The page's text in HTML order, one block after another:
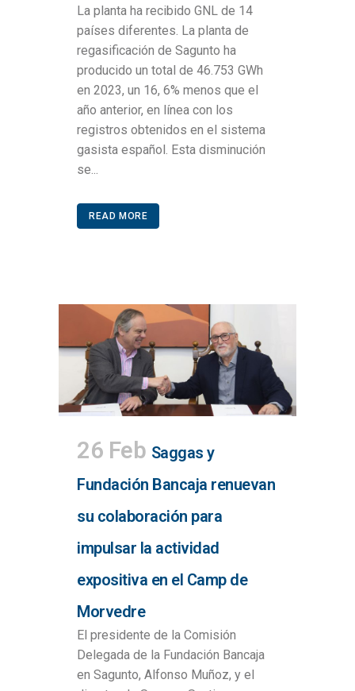
La planta ha recibido GNL de 14
países diferentes. La planta de
regasificación de Sagunto ha
producido un total de 46.753 GWh
en 2023, un 16, 6% menos que el
año anterior, en línea con los
registros obtenidos en el sistema
gasista español. Esta disminución
se...
READ MORE
26 Feb Saggas y
Fundación Bancaja renuevan
su colaboración para
impulsar la actividad
expositiva en el Camp de
Morvedre
El presidente de la Comisión
Delegada de la Fundación Bancaja
en Sagunto, Alfonso Muñoz, y el